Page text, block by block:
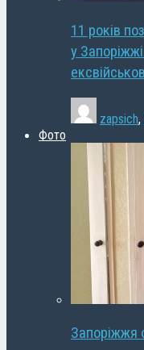
11 років
у
zapsich,
Фото
Запоріжжя